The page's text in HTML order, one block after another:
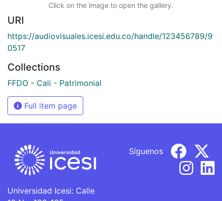
Click on the image to open the gallery.
URI
https://audiovisuales.icesi.edu.co/handle/123456789/9
0517
Collections
FFDO - Cali - Patrimonial
Full item page
Universidad Icesi: Calle
Síguenos